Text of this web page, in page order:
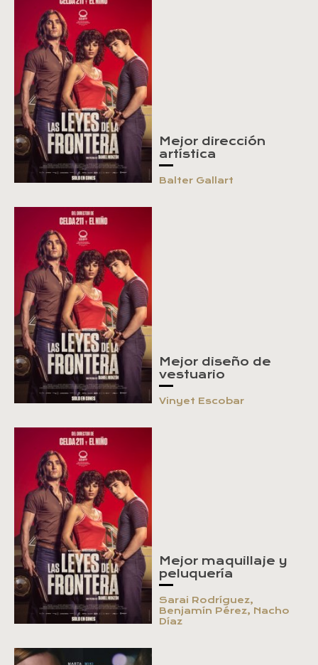
Mejor dirección
artística
Balter Gallart
Mejor diseño de
vestuario
Vinyet Escobar
Mejor maquillaje y
peluquería
Sarai Rodríguez,
Benjamín Pérez, Nacho
Díaz